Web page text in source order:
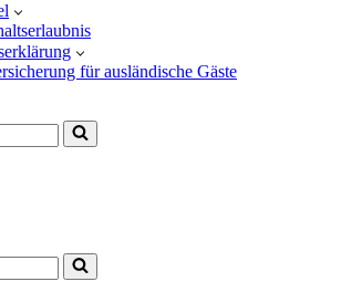
für ausländische Gäste